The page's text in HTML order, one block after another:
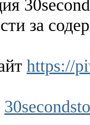
за
https://